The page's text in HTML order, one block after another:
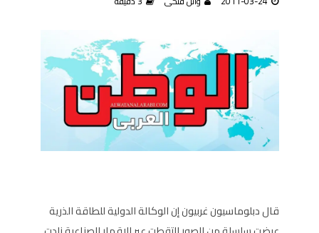
قال دبلوماسيون غربيون إن الوكالة الدولية للطاقة الذرية